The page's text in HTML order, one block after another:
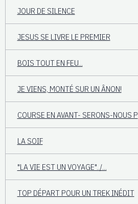
JOUR DE SILENCE
JESUS SE LIVRE LE PREMIER
BOIS TOUT EN FEU...
JE VIENS, MONTÉ SUR UN ÂNON!
COURSE EN AVANT- SERONS-NOUS P
LA SOIF
"LA VIE EST UN VOYAGE"../...
TOP DÉPART POUR UN TREK INÉDIT